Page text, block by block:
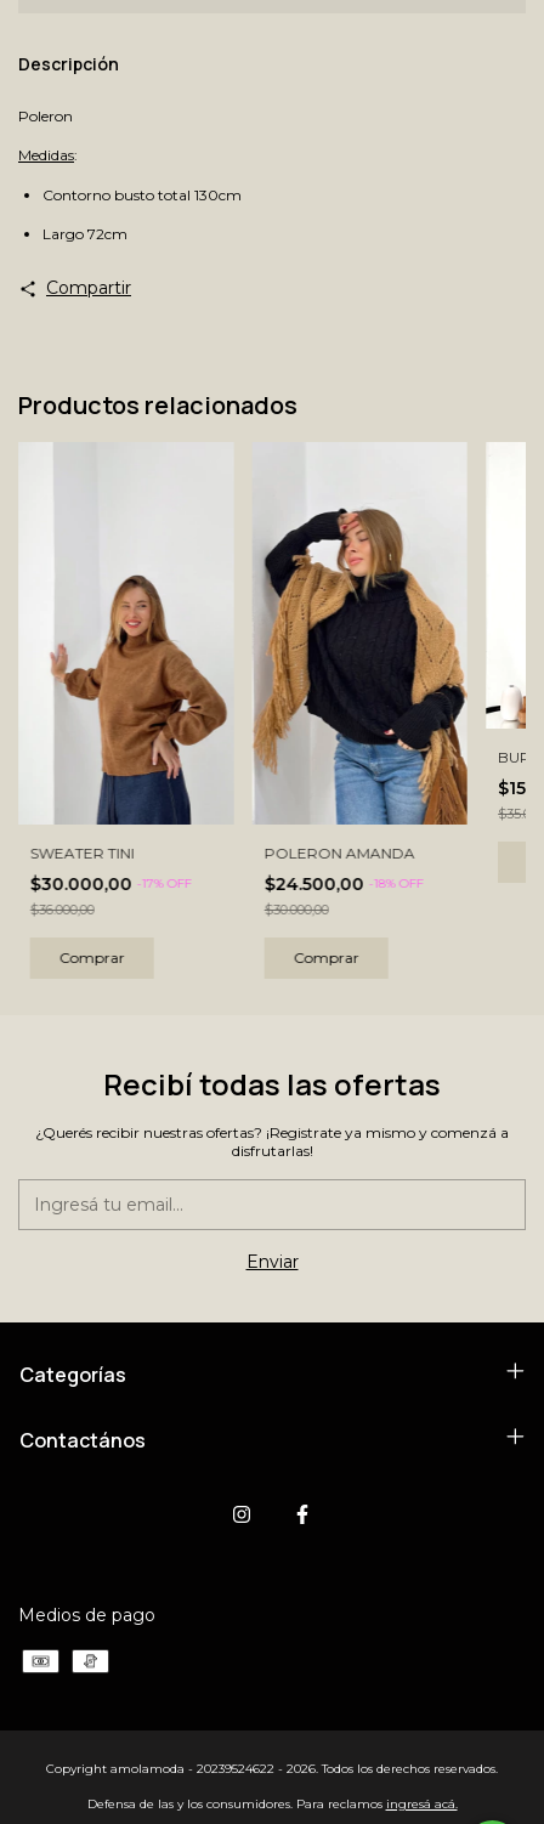
Descripción
Poleron
Medidas:
Contorno busto total 130cm
Largo 72cm
Compartir
Productos relacionados
SWEATER TINI
$30.000,00 -17% OFF
$36.000,00
Comprar
POLERON AMANDA
$24.500,00 -18% OFF
$30.000,00
Comprar
Recibí todas las ofertas
¿Querés recibir nuestras ofertas? ¡Registrate ya mismo y comenzá a
disfrutarlas!
Categorías
Contactános
Medios de pago
Copyright amolamoda - 20239524622 - 2026. Todos los derechos reservados.
Defensa de las y los consumidores. Para reclamos ingresá acá.